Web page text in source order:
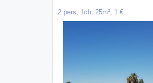
2 pers, 1ch, 25m², 1 €